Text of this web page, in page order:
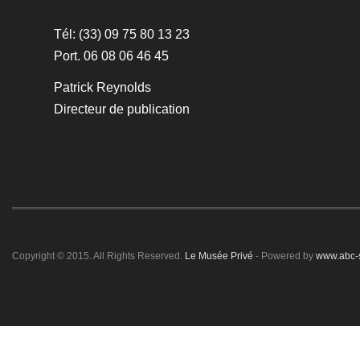
Tél: (33) 09 75 80 13 23
Port. 06 08 06 46 45
Patrick Reynolds
Directeur de publication
Copyright © 2015. All Rights Reserved. Le Musée Privé - Powered by